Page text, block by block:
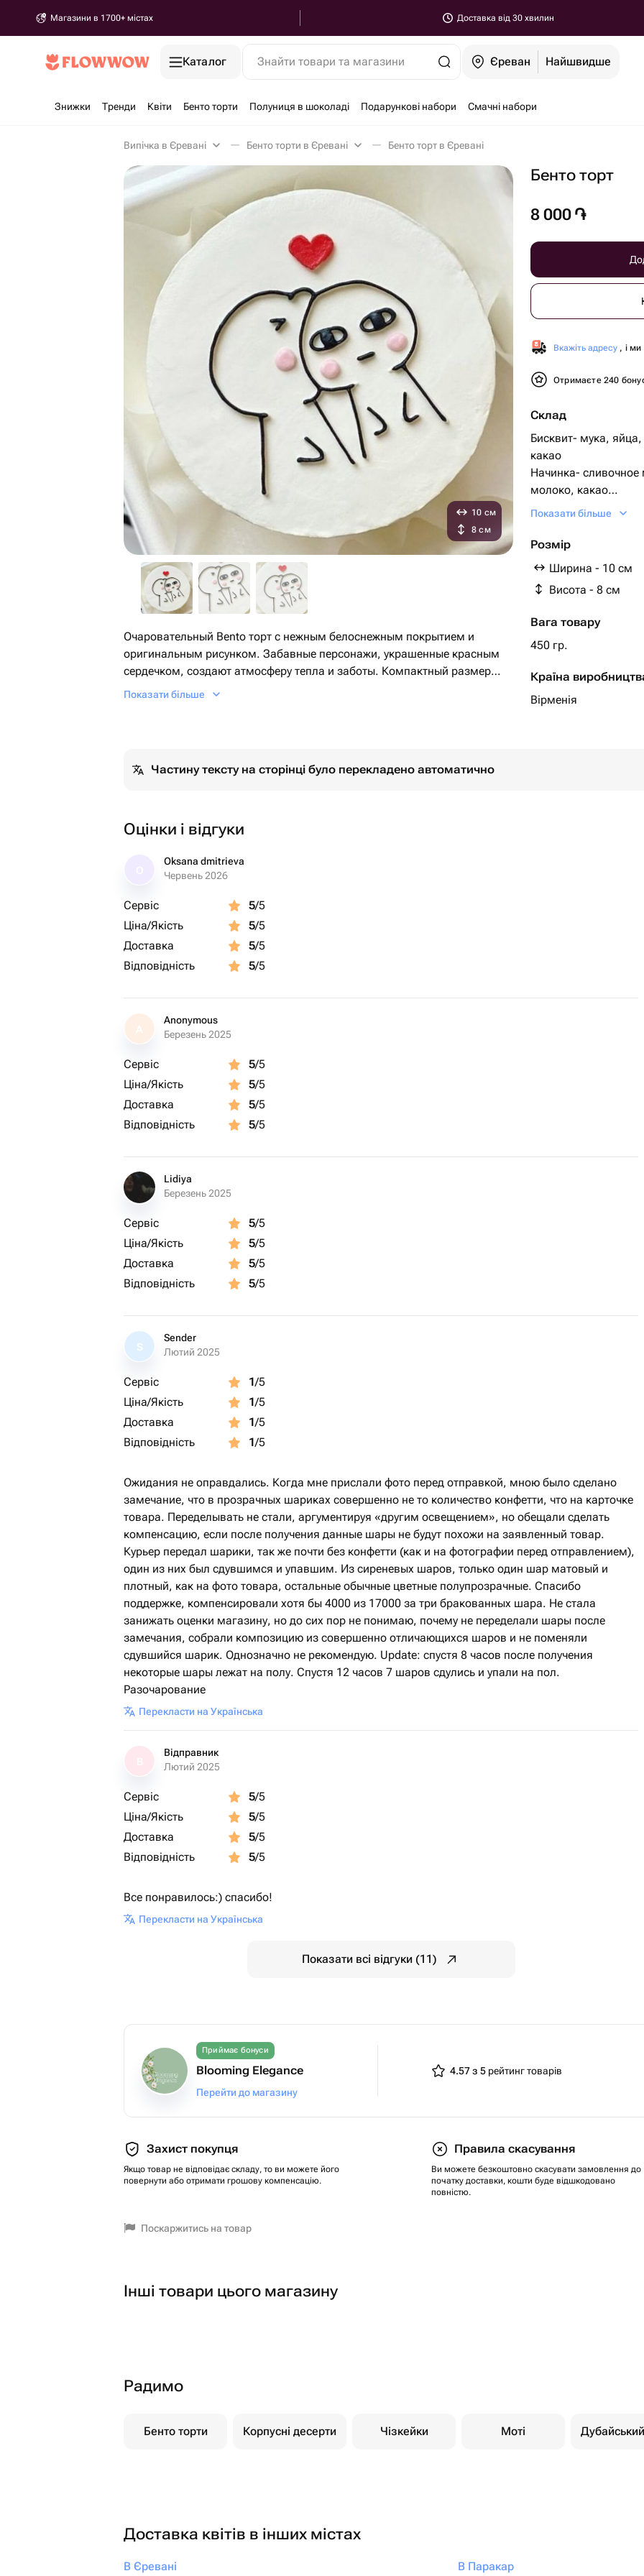
Магазини в 1700+ містах Доставка від 30 хвилин
Каталог Знайти товари та магазини Єреван Найшвидше
Знижки Тренди Квіти Бенто торти Полуниця в шоколаді Подарункові набори Смачні набори
Випічка в Єревані Бенто торти в Єревані Бенто торт в Єревані
Бенто торт
8 000 ֏
Вкажіть адресу , і ми
Отримаєте 240
Склад
Бисквит- мука,
какао
Начинка- сливочное
молоко, какао
Крем снаружи-
Показати більше
Розмір
Ширина - 10 см
Висота - 8 см
Вага товару
450 гр.
Країна
Вірменія
10 см
8 см
Очаровательный Bento торт с нежным белоснежным покрытием и
оригинальным рисунком. Забавные персонажи, украшенные красным
сердечком, создают атмосферу тепла и заботы. Компактный размер
делает его идеальным подарком для двоих или приятным дополнением
Показати більше
Частину тексту на сторінці було перекладено автоматично
Оцінки і відгуки
Oksana dmitrieva
Червень 2026
Сервіс 5/5
Ціна/Якість
5/5
Доставка
5/5
Відповідність
5/5
A
Anonymous
Березень 2025
Сервіс 5/5
Ціна/Якість
5/5
Доставка
5/5
Відповідність
5/5
Lidiya
Березень 2025
Сервіс 5/5
Ціна/Якість
5/5
Доставка
5/5
Відповідність
5/5
S
Sender
Лютий 2025
Сервіс 1/5
Ціна/Якість
1/5
Доставка
1/5
Відповідність
1/5
Ожидания не оправдались. Когда мне прислали фото перед отправкой, мною было сделано
замечание, что в прозрачных шариках совершенно не то количество конфетти, что на карточке
товара. Переделывать не стали, аргументируя «другим освещением», но обещали сделать
компенсацию, если после получения данные шары не будут похожи на заявленный товар.
Курьер передал шарики, так же почти без конфетти (как и на фотографии перед отправлением),
один из них был сдувшимся и упавшим. Из сиреневых шаров, только один шар матовый и
плотный, как на фото товара, остальные обычные цветные полупрозрачные. Спасибо
поддержке, компенсировали хотя бы 4000 из 17000 за три бракованных шара. Не стала
занижать оценки магазину, но до сих пор не понимаю, почему не переделали шары после
замечания, собрали композицию из совершенно отличающихся шаров и не поменяли
сдувшийся шарик. Однозначно не рекомендую. Update: спустя 8 часов после получения
некоторые шары лежат на полу. Спустя 12 часов 7 шаров сдулись и упали на пол.
Разочарование
Перекласти на Українська
Відправник
Лютий 2025
Сервіс 5/5
Ціна/Якість
5/5
Доставка
5/5
Відповідність
5/5
Все понравилось:) спасибо!
Перекласти на Українська
Показати всі відгуки (11)
Приймає бонуси
Blooming Elegance
Перейти до магазину
4.57 з 5 рейтинг товарів
Захист покупця
Якщо товар не відповідає складу, то ви можете його
повернути або отримати грошову компенсацію.
Правила скасування
Ви можете безкоштовно скасувати замовлення до
початку доставки, кошти буде відшкодовано
повністю.
Поскаржитись на товар
Інші товари цього магазину
Радимо
Бенто торти Корпусні десерти Чізкейки Моті
Доставка квітів в інших містах
В Єревані В Паракар